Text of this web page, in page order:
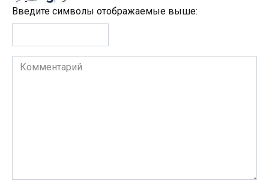
Введите символы отображаемые выше:
Комментарий